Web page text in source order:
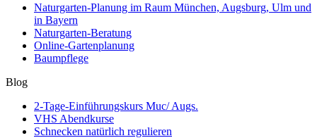
Naturgarten-Planung im Raum München, Augsburg, Ulm und
in Bayern
Naturgarten-Beratung
Online-Gartenplanung
Baumpflege
Blog
2-Tage-Einführungskurs Muc/ Augs.
VHS Abendkurse
Schnecken natürlich regulieren